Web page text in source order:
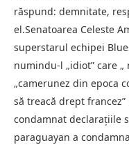
răspund: demnitate,
el.Senatoarea Celeste
superstarul echipei
numindu-l „idiot” care
„camerunez din epoca
să treacă drept
condamnat declarațiile
paraguayan a